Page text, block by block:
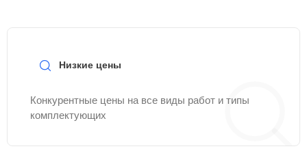
Низкие цены
Конкурентные цены на все виды работ и типы
комплектующих